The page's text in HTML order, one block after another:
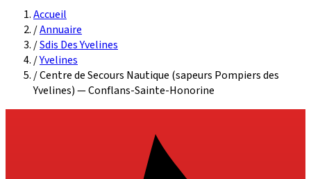
Accueil
/Annuaire
/Sdis Des Yvelines
/Yvelines
/Centre de Secours Nautique (sapeurs Pompiers des
Yvelines) — Conflans-Sainte-Honorine